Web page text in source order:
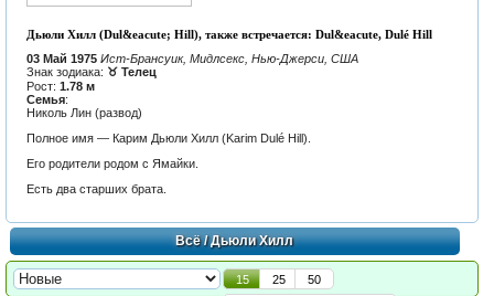
Дьюли Хилл (Dul&eacute; Hill), также встречается: Dul&eacute, Dulé Hill
03 Май 1975 Ист-Брансуик, Мидлсекс, Нью-Джерси, США
Знак зодиака: ♉ Телец
Рост: 1.78 м
Семья:
Николь Лин (развод)
Полное имя — Карим Дьюли Хилл (Karim Dulé Hill).
Его родители родом с Ямайки.
Есть два старших брата.
Всё/ Дьюли Хилл
15 25
50